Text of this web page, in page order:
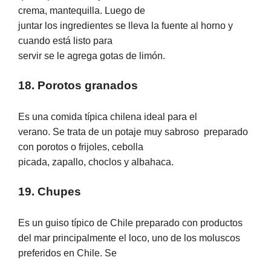
crema, mantequilla. Luego de
juntar los ingredientes se lleva la fuente al horno y
cuando está listo para
servir se le agrega gotas de limón.
18. Porotos granados
Es una comida típica chilena ideal para el
verano. Se trata de un potaje muy sabroso preparado
con porotos o frijoles, cebolla
picada, zapallo, choclos y albahaca.
19. Chupes
Es un guiso típico de Chile preparado con productos
del mar principalmente el loco, uno de los moluscos
preferidos en Chile. Se